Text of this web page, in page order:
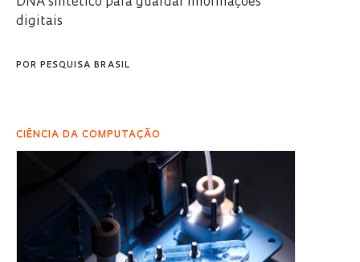
digitais
POR PESQUISA BRASIL
CIÊNCIA DA COMPUTAÇÃO